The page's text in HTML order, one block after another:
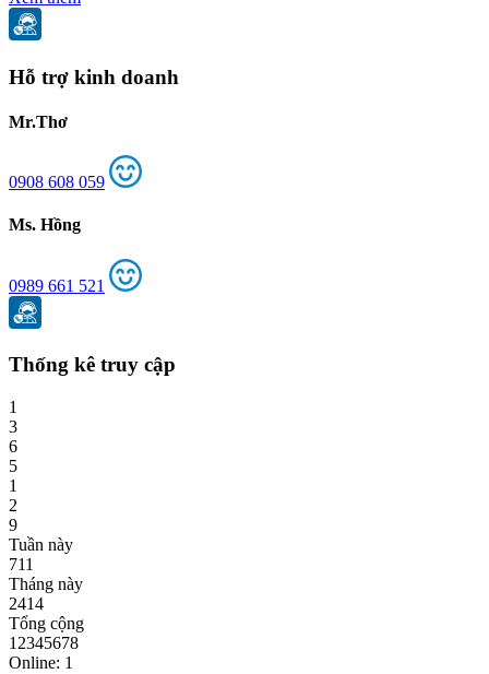
Hỗ trợ kinh doanh
Mr.Thơ
0908 608 059
Ms. Hồng
0989 661 521
Thống kê truy cập
1
3
6
5
1
2
9
Tuần này
711
Tháng này
2414
Tổng cộng
12345678
Online: 1